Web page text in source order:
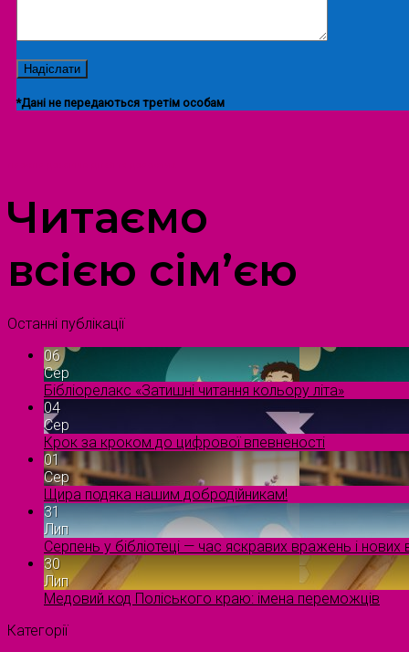
*Дані не передаються третім особам
Читаємо
всією сім’єю
Останні публікації
06
Сер
Бібліорелакс «Затишні читання кольору літа»
04
Сер
Крок за кроком до цифрової впевненості
01
Сер
Щира подяка нашим добродійникам!
31
Лип
Серпень у бібліотеці — час яскравих вражень і нових
30
Лип
Медовий код Поліського краю: імена переможців
Категорії